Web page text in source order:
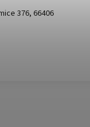
376, 66406